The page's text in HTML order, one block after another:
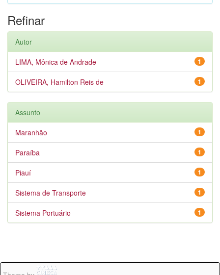
Refinar
Autor
1
LIMA, Mônica de Andrade
1
OLIVEIRA, Hamilton Reis de
Assunto
1
Maranhão
1
Paraíba
1
Piauí
1
Sistema de Transporte
1
Sistema Portuário